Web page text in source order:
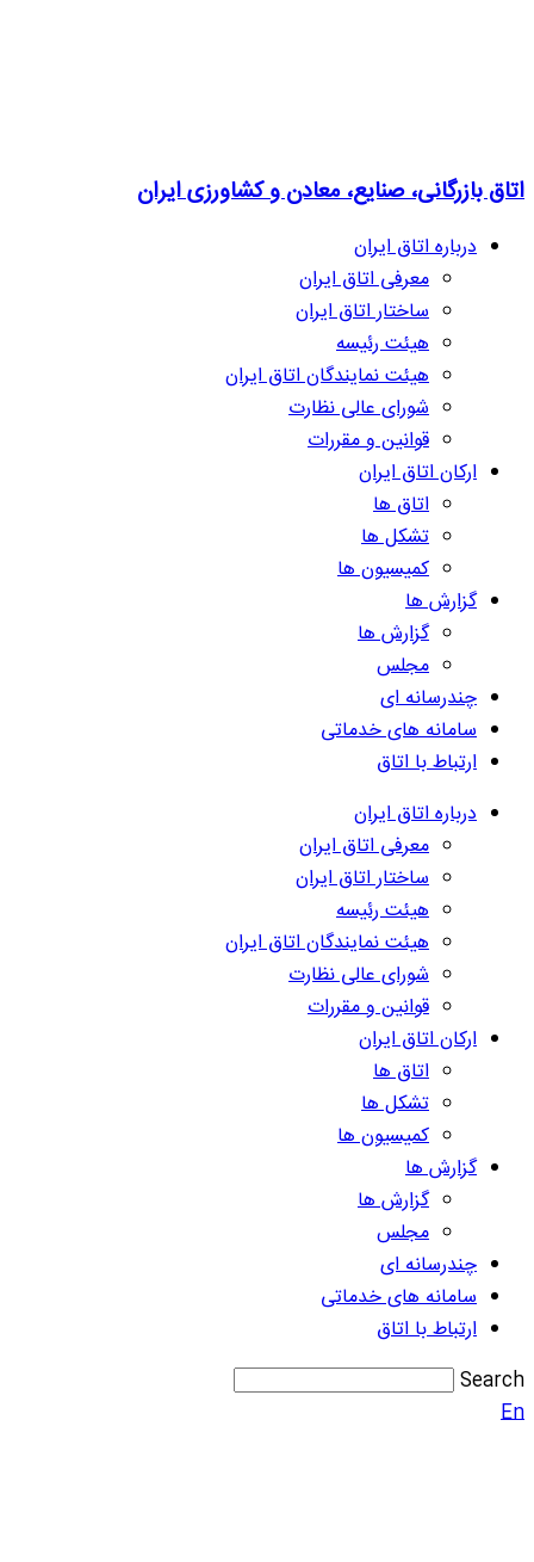
اتاق بازرگانی، صنایع، معادن و کشاورزی ایران
درباره اتاق ایران
معرفی اتاق ایران
ساختار اتاق ایران
هیئت رئیسه
هیئت نمایندگان اتاق ایران
شورای عالی نظارت
قوانین و مقررات
ارکان اتاق ایران
اتاق ها
تشکل ها
کمیسیون ها
گزارش ها
گزارش ها
مجلس
چندرسانه ای
سامانه های خدماتی
ارتباط با اتاق
درباره اتاق ایران
معرفی اتاق ایران
ساختار اتاق ایران
هیئت رئیسه
هیئت نمایندگان اتاق ایران
شورای عالی نظارت
قوانین و مقررات
ارکان اتاق ایران
اتاق ها
تشکل ها
کمیسیون ها
گزارش ها
گزارش ها
مجلس
چندرسانه ای
سامانه های خدماتی
ارتباط با اتاق
Search
En